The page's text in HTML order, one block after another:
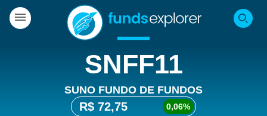
SNFF11
SUNO FUNDO DE FUNDOS
R$ 72,75 0,06%